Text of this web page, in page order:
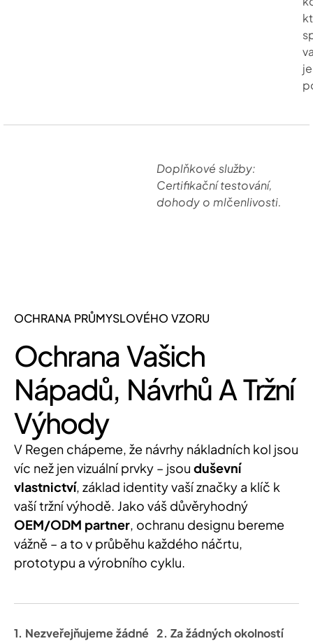
Doplňkové služby:
Certifikační testování,
dohody o mlčenlivosti.
OCHRANA PRŮMYSLOVÉHO VZORU
Ochrana Vašich
Nápadů, Návrhů A Tržní
Výhody
V Regen chápeme, že návrhy nákladních kol jsou
víc než jen vizuální prvky – jsou duševní
vlastnictví, základ identity vaší značky a klíč k
vaší tržní výhodě. Jako váš důvěryhodný
OEM/ODM partner, ochranu designu bereme
vážně – a to v průběhu každého náčrtu,
prototypu a výrobního cyklu.
1. Nezveřejňujeme žádné 2. Za žádných okolností